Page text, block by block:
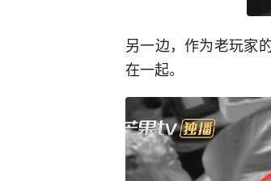
另一边，作为老玩家
在一起。